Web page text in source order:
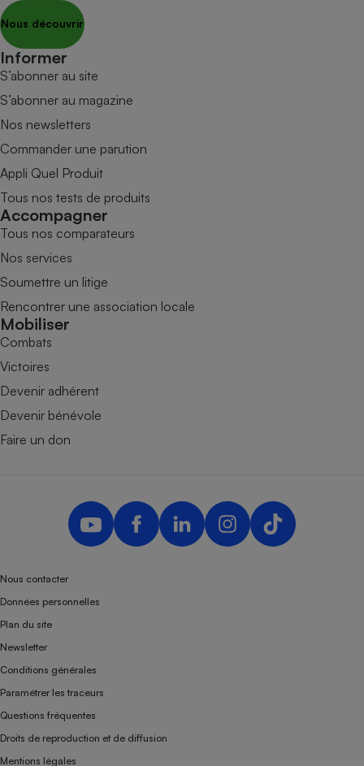
Nous découvrir
Informer
S’abonner au site
S’abonner au magazine
Nos newsletters
Commander une parution
Appli Quel Produit
Tous nos tests de produits
Accompagner
Tous nos comparateurs
Nos services
Soumettre un litige
Rencontrer une association locale
Mobiliser
Combats
Victoires
Devenir adhérent
Devenir bénévole
Faire un don
Nous contacter
Données personnelles
Plan du site
Newsletter
Conditions générales
Paramétrer les traceurs
Questions fréquentes
Droits de reproduction et de diffusion
Mentions légales